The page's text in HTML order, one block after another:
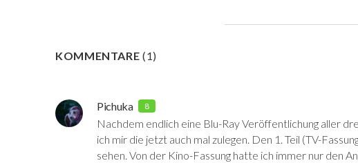
KOMMENTARE(1)
Pichuka 8
Nachdem endlich eine Blu-Ray Veröffentlichung aller
ich mir die jetzt auch mal zulegen. Den 1. Teil (TV-
sehen. Von der Kino-Fassung hatte ich immer nur den